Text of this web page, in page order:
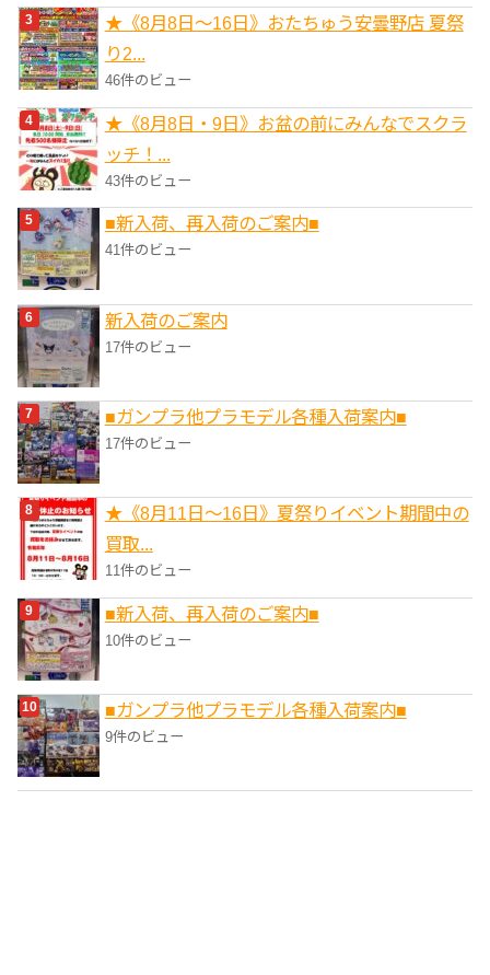
★《8月8日～16日》おたちゅう安曇野店 夏祭
り2...
46件のビュー
★《8月8日・9日》お盆の前にみんなでスクラ
ッチ！...
43件のビュー
■新入荷、再入荷のご案内■
41件のビュー
新入荷のご案内
17件のビュー
■ガンプラ他プラモデル各種入荷案内■
17件のビュー
★《8月11日～16日》夏祭りイベント期間中の
買取...
11件のビュー
■新入荷、再入荷のご案内■
10件のビュー
■ガンプラ他プラモデル各種入荷案内■
9件のビュー